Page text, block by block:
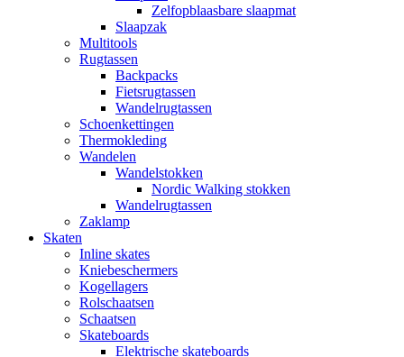
Zelfopblaasbare slaapmat
Slaapzak
Multitools
Rugtassen
Backpacks
Fietsrugtassen
Wandelrugtassen
Schoenkettingen
Thermokleding
Wandelen
Wandelstokken
Nordic Walking stokken
Wandelrugtassen
Zaklamp
Skaten
Inline skates
Kniebeschermers
Kogellagers
Rolschaatsen
Schaatsen
Skateboards
Elektrische skateboards